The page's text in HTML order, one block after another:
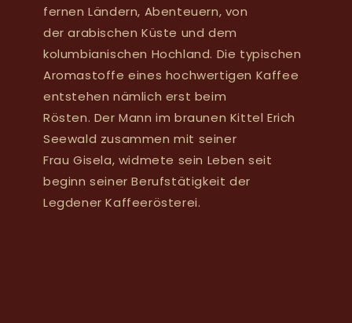
fernen Ländern, Abenteuern, von
der arabischen Küste und dem
kolumbianischen Hochland. Die typischen
Aromastoffe eines hochwertigen Kaffee
entstehen nämlich erst beim
Rösten. Der Mann im braunen Kittel Erich
Seewald zusammen mit seiner
Frau Gisela, widmete sein Leben seit
beginn seiner Berufstätigkeit der
Legdener Kaffeerösterei.